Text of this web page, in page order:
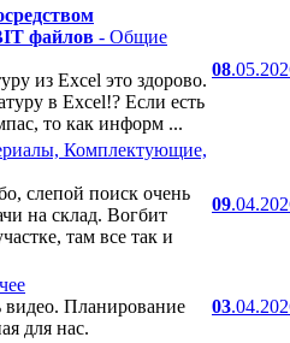
файлов - Общие
из Excel это здорово.
в Excel!? Если есть
то как информ ...
08
Комплектующие,
слепой поиск очень
на склад. Вогбит
там все так и
09
видео. Планирование
для нас.
03